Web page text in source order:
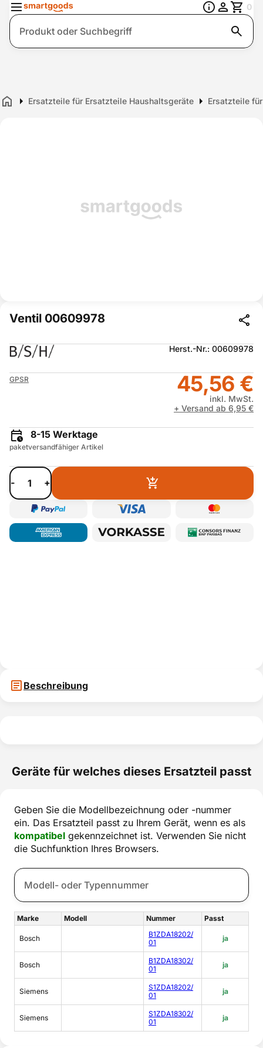
Suche
0
Home Ersatzteile für Ersatzteile Haushaltsgeräte Ersatzteile
Ventil 00609978
Herst.-Nr.: 00609978
GPSR 45,56 €
inkl. MwSt.
+ Versand ab 6,95 €
8-15 Werktage
paketversandfähiger Artikel
- +
Beschreibung
Geräte für welches dieses Ersatzteil passt
Geben Sie die Modellbezeichnung oder -nummer
ein. Das Ersatzteil passt zu Ihrem Gerät, wenn es als
kompatibel gekennzeichnet ist. Verwenden Sie nicht
die Suchfunktion Ihres Browsers.
Marke Modell Nummer Passt
Bosch
B1ZDA18202/
01
ja
Bosch
B1ZDA18302/
01
ja
Siemens
S1ZDA18202/
01
ja
Siemens
S1ZDA18302/
01
ja